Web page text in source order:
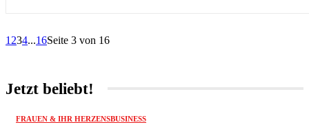
1 234...16Seite 3 von 16
Jetzt beliebt!
FRAUEN & IHR HERZENSBUSINESS